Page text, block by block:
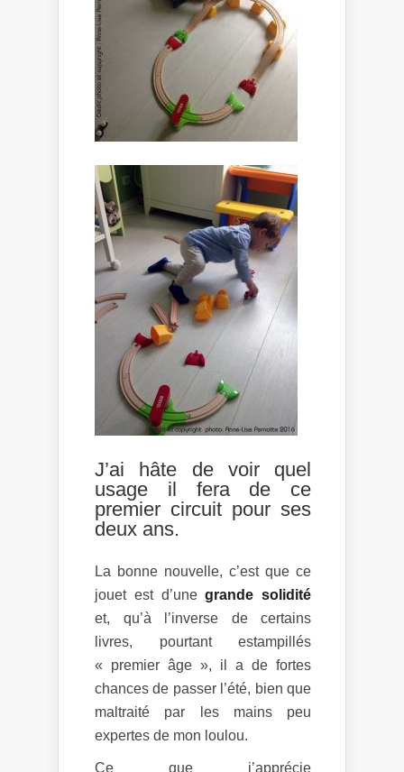
J’ai hâte de voir quel
usage il fera de ce
premier circuit pour ses
deux ans.
La bonne nouvelle, c’est que ce
jouet est d’unegrande solidité
et, qu’à l’inverse de certains
livres, pourtant estampillés
« premier âge », il a de fortes
chances de passer l’été, bien que
maltraité par les mains peu
expertes de mon loulou.
Ce que j’apprécie